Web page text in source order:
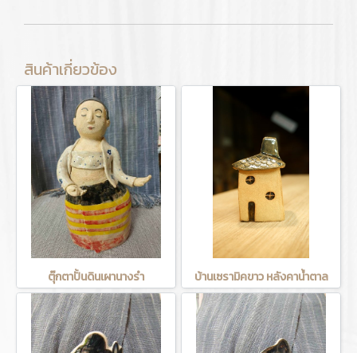
สินค้าเกี่ยวข้อง
ตุ๊กตาปั้นดินเผานางรำ บ้านเซรามิคขาว หลังคาน้ำตาล